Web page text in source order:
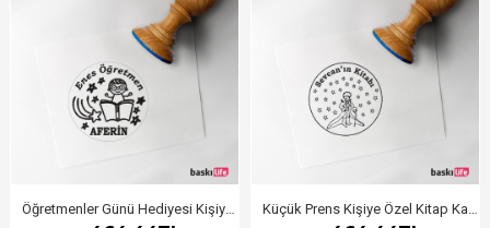
Öğretmenler Günü Hediyesi Kişiye Özel Kitap Kaşesi, Kitap Damgası, Kitap Mührü 2 Küçük Prens Kişiye Özel Kitap Kaşesi, Kitap Damgası, Kitap Mührü